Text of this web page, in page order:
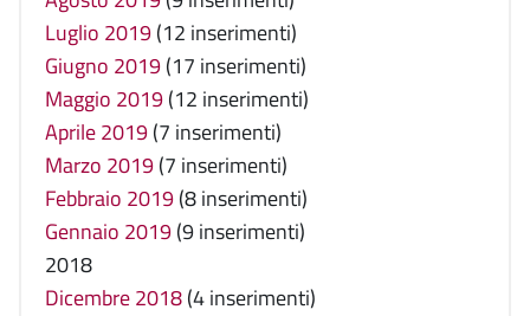
Luglio 2019(12 inserimenti)
Giugno 2019(17 inserimenti)
Maggio 2019(12 inserimenti)
Aprile 2019(7 inserimenti)
Marzo 2019(7 inserimenti)
Febbraio 2019(8 inserimenti)
Gennaio 2019(9 inserimenti)
2018
Dicembre 2018(4 inserimenti)